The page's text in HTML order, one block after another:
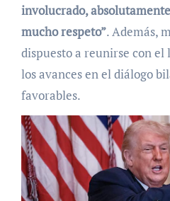
involucrado,
mucho respeto”. Además,
dispuesto a reunirse con
los avances en el diálogo
favorables.